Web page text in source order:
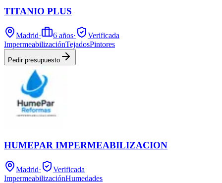
TITANIO PLUS
Madrid· 6 años·
Verificada
ImpermeabilizaciónTejadosPintores
Pedir presupuesto
HUMEPAR IMPERMEABILIZACION
Madrid·
Verificada
ImpermeabilizaciónHumedades